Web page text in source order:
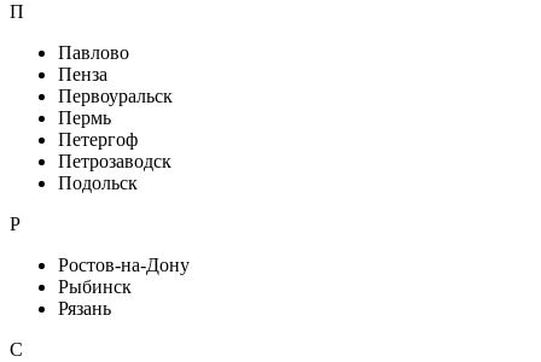
П
Павлово
Пенза
Первоуральск
Пермь
Петергоф
Петрозаводск
Подольск
Р
Ростов-на-Дону
Рыбинск
Рязань
С